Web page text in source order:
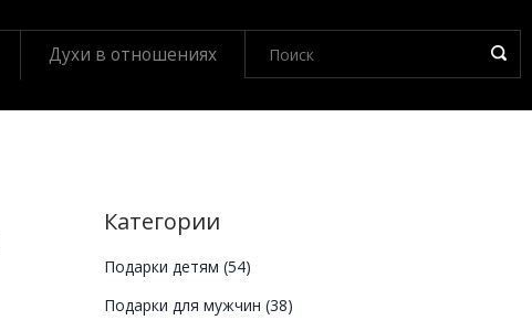
Духи в отношениях
Категории
Подарки детям (54)
Подарки для мужчин (38)